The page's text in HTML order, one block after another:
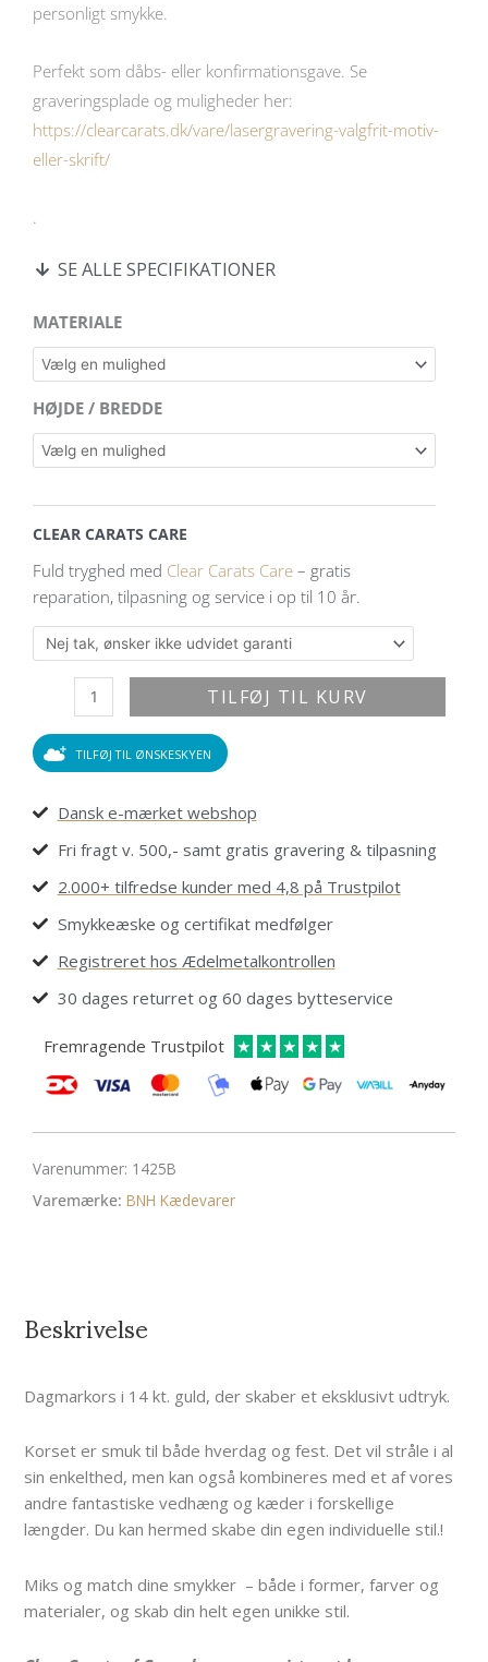
personligt smykke.
Perfekt som dåbs- eller konfirmationsgave. Se
graveringsplade og muligheder her:
https://clearcarats.dk/vare/lasergravering-valgfrit-motiv-
eller-skrift/
.
SE ALLE SPECIFIKATIONER
MATERIALE
HØJDE / BREDDE
CLEAR CARATS CARE
Fuld tryghed med Clear Carats Care – gratis
reparation, tilpasning og service i op til 10 år.
Dagmarkors
i
14
guld
med
blank
bagside
til
antal
TILFØJ TIL KURV
TILFØJ TIL ØNSKESKYEN
Dansk e-mærket webshop
Fri fragt v. 500,- samt gratis gravering & tilpasning
2.000+ tilfredse kunder med 4,8 på Trustpilot
Smykkeæske og certifikat medfølger
Registreret hos Ædelmetalkontrollen
30 dages returret og 60 dages bytteservice
Fremragende Trustpilot ★ ★ ★ ★ ★
Varenummer: 1425B
Varemærke: BNH Kædevarer
Beskrivelse
Dagmarkors i 14 kt. guld, der skaber et eksklusivt udtryk.
Korset er smuk til både hverdag og fest. Det vil stråle i al
sin enkelthed, men kan også kombineres med et af vores
andre fantastiske vedhæng og kæder i forskellige
længder. Du kan hermed skabe din egen individuelle stil.!
Miks og match dine smykker – både i former, farver og
materialer, og skab din helt egen unikke stil.